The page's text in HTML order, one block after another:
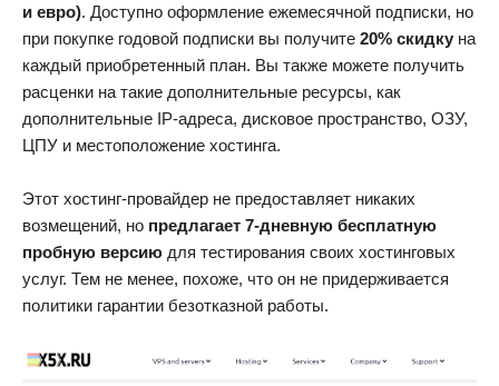
и евро). Доступно оформление ежемесячной подписки, но
при покупке годовой подписки вы получите 20% скидку на
каждый приобретенный план. Вы также можете получить
расценки на такие дополнительные ресурсы, как
дополнительные IP-адреса, дисковое пространство, ОЗУ,
ЦПУ и местоположение хостинга.
Этот хостинг-провайдер не предоставляет никаких
возмещений, но предлагает 7-дневную бесплатную
пробную версию для тестирования своих хостинговых
услуг. Тем не менее, похоже, что он не придерживается
политики гарантии безотказной работы.